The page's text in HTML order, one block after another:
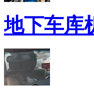
地下车库